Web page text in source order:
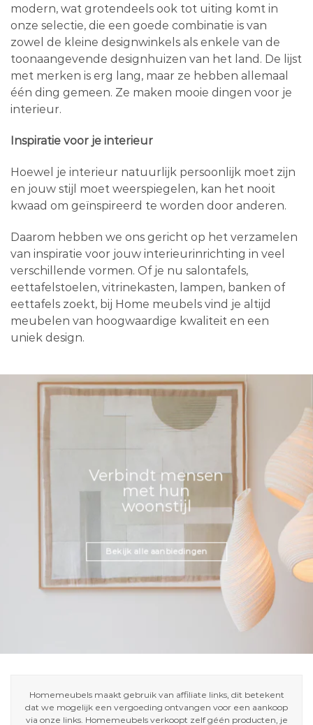
modern, wat grotendeels ook tot uiting komt in
onze selectie, die een goede combinatie is van
zowel de kleine designwinkels als enkele van de
toonaangevende designhuizen van het land. De lijst
met merken is erg lang, maar ze hebben allemaal
één ding gemeen. Ze maken mooie dingen voor je
interieur.
Inspiratie voor je interieur
Hoewel je interieur natuurlijk persoonlijk moet zijn
en jouw stijl moet weerspiegelen, kan het nooit
kwaad om geïnspireerd te worden door anderen.
Daarom hebben we ons gericht op het verzamelen
van inspiratie voor jouw interieurinrichting in veel
verschillende vormen. Of je nu salontafels,
eettafelstoelen, vitrinekasten, lampen, banken of
eettafels zoekt, bij Home meubels vind je altijd
meubelen van hoogwaardige kwaliteit en een
uniek design.
Verbindt mensen
met hun
woonstijl
Bekijk alle aanbiedingen
Homemeubels maakt gebruik van affiliate links, dit betekent
dat we mogelijk een vergoeding ontvangen voor een aankoop
via onze links. Homemeubels verkoopt zelf géén producten, je